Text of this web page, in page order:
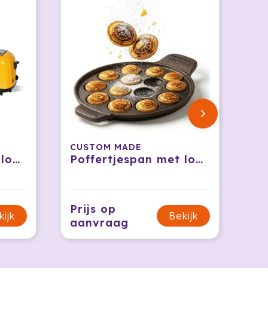
Broodrooster met logo
CUSTOM MADE
Poffertjespan met logo
Prijs op
aanvraag
Bekijk